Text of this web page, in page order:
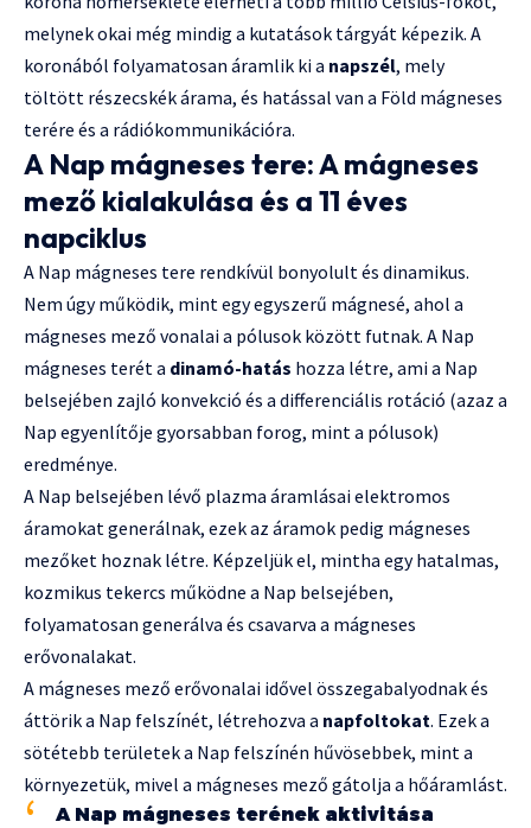
melynek okai még mindig a kutatások tárgyát képezik. A
koronából folyamatosan áramlik ki a napszél, mely
töltött részecskék árama, és hatással van a Föld mágneses
terére és a rádiókommunikációra.
A Nap mágneses tere: A mágneses
mező kialakulása és a 11 éves
napciklus
A Nap mágneses tere rendkívül bonyolult és dinamikus.
Nem úgy működik, mint egy egyszerű mágnesé, ahol a
mágneses mező vonalai a pólusok között futnak. A Nap
mágneses terét a dinamó-hatás hozza létre, ami a Nap
belsejében zajló konvekció és a differenciális rotáció (azaz a
Nap egyenlítője gyorsabban forog, mint a pólusok)
eredménye.
A Nap belsejében lévő plazma áramlásai elektromos
áramokat generálnak, ezek az áramok pedig mágneses
mezőket hoznak létre. Képzeljük el, mintha egy hatalmas,
kozmikus tekercs működne a Nap belsejében,
folyamatosan generálva és csavarva a mágneses
erővonalakat.
A mágneses mező erővonalai idővel összegabalyodnak és
áttörik a Nap felszínét, létrehozva a napfoltokat. Ezek a
sötétebb területek a Nap felszínén hűvösebbek, mint a
környezetük, mivel a mágneses mező gátolja a hőáramlást.
A Nap mágneses terének aktivitása